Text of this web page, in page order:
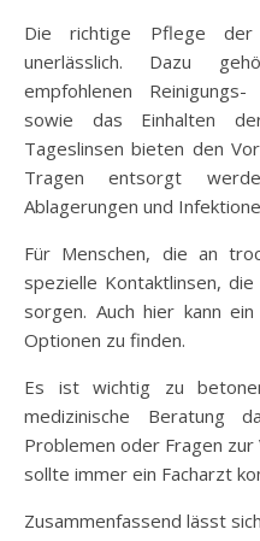
Die richtige Pflege der
unerlässlich. Dazu
empfohlenen
sowie das Einhalten
Tageslinsen bieten den
Tragen entsorgt
Ablagerungen und
Für Menschen, die an
spezielle Kontaktlinsen,
sorgen. Auch hier kann
Optionen zu finden.
Es ist wichtig zu
medizinische Beratung
Problemen oder Fragen
sollte immer ein Facharzt
Zusammenfassend lässt